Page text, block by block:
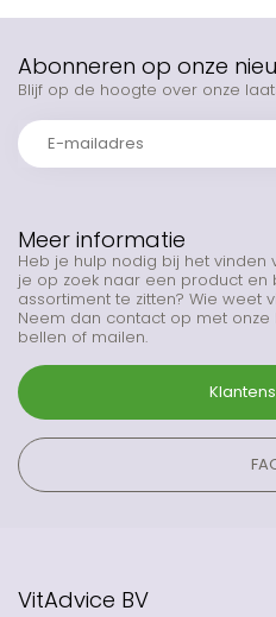
Meer informatie
Heb je hulp nodig bij het vinden
je op zoek naar een product en
assortiment te zitten? Wie weet
Neem dan contact op met onze
bellen of mailen.
Abonneren op onze
Blijf op de hoogte over onze
VitAdvice BV